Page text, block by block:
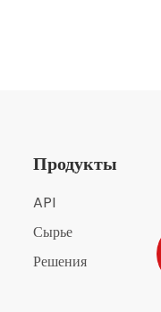
Продукты
API
Сырье
Решения